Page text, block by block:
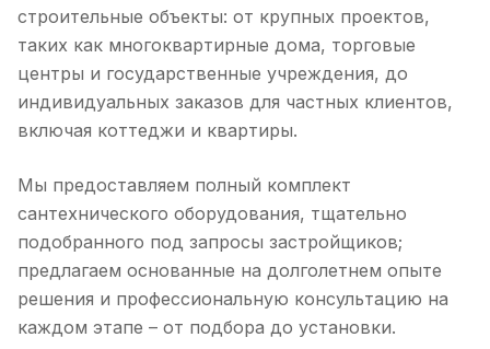
строительные объекты: от крупных проектов,
таких как многоквартирные дома, торговые
центры и государственные учреждения, до
индивидуальных заказов для частных клиентов,
включая коттеджи и квартиры.
Мы предоставляем полный комплект
сантехнического оборудования, тщательно
подобранного под запросы застройщиков;
предлагаем основанные на долголетнем опыте
решения и профессиональную консультацию на
каждом этапе – от подбора до установки.